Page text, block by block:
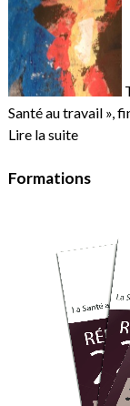
Santé au travail »,
Lire la suite
Formations